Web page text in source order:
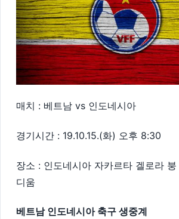
매치 : 베트남 vs 인도네시아
경기시간 : 19.10.15.(화) 오후 8:30
장소 : 인도네시아 자카르타 겔로라
디움
베트남 인도네시아 축구 생중계